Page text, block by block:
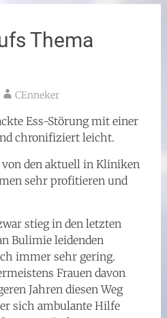
Thema
CEnneker
Ess-Störung mit einer
chronifiziert leicht.
von den aktuell in Kliniken
sehr profitieren und
stieg in den letzten
Bulimie leidenden
immer sehr gering.
Frauen davon
Jahren diesen Weg
sich ambulante Hilfe